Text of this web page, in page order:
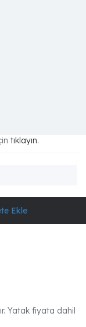
tıklayın.
Yatak fiyata dahil